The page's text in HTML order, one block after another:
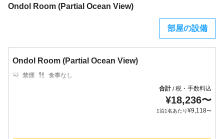
Ondol Room (Partial Ocean View)
部屋の設備
Ondol Room (Partial Ocean View)
禁煙
食事なし
合計/税・手数料込
¥18,236〜
1泊1名あたり¥9,118〜